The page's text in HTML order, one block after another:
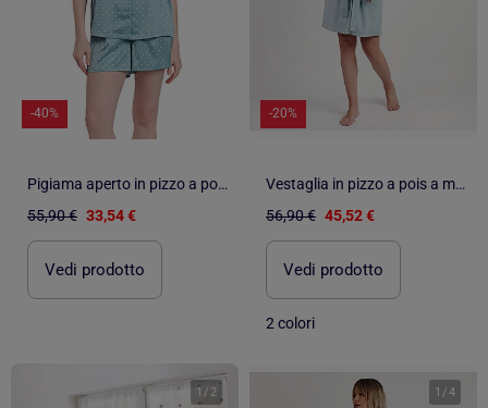
-40%
Pigiama aperto in pizzo a pois a maniche corte da donna ADMAS CLASSIC
55,90 € 33,54 €
Vedi prodotto
-20%
Vestaglia in pizzo a pois a maniche lunghe da donna ADMAS CLASSIC
56,90 € 45,52 €
Vedi prodotto
2 colori
1 / 2 1 /4